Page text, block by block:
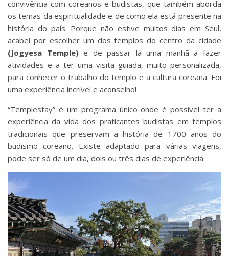
convivência com coreanos e budistas, que também aborda
os temas da espiritualidade e de como ela está presente na
história do país. Porque não estive muitos dias em Seul,
acabei por escolher um dos templos do centro da cidade
(Jogyesa Temple)e de passar lá uma manhã a fazer
atividades e a ter uma visita guiada, muito personalizada,
para conhecer o trabalho do templo e a cultura coreana. Foi
uma experiência incrível e aconselho!
“Templestay” é um programa único onde é possível ter a
experiência da vida dos praticantes budistas em templos
tradicionais que preservam a história de 1700 anos do
budismo coreano. Existe adaptado para várias viagens,
pode ser só de um dia, dois ou três dias de experiência.